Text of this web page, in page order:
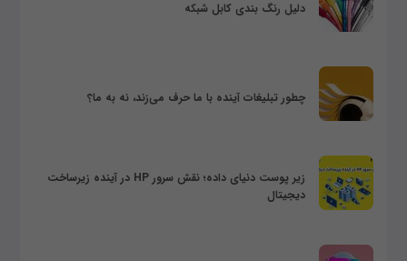
دلیل رنگ بندی کابل شبکه
چطور تبلیغات آینده با ما حرف می‌زند، نه به ما؟
زیر پوست دنیای داده؛ نقش سرور HP در آینده زیرساخت
دیجیتال